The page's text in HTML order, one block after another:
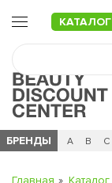
КАТАЛОГ
БРЕНДЫ
Ч 0 - 9 A B C
Главная Каталог